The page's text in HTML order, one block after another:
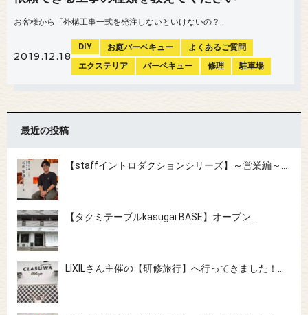
お客様から「外構工事一式を発注しないといけないの？...
2019.12.18
DIY お庭バーベキュー
よくあるご質問
エクステリア
バーベキュー 修理 駐車場
最近の投稿
【staffイントロダクションシリーズ】～営業編～…
【タクミテーブルkasugai BASE】オープン…
LIXILさん主催の【研修旅行】へ行ってきました！…